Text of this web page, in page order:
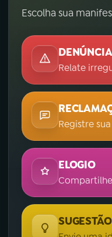
Escolha sua
DENÚNCIA
Relate
Registre
ELOGIO
SUGESTÃO